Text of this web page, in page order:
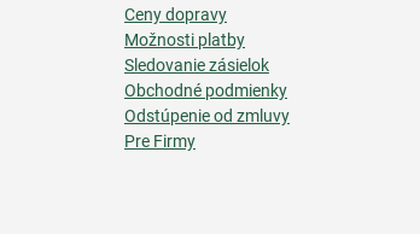
Ceny dopravy
Možnosti platby
Sledovanie zásielok
Obchodné podmienky
Odstúpenie od zmluvy
Pre Firmy